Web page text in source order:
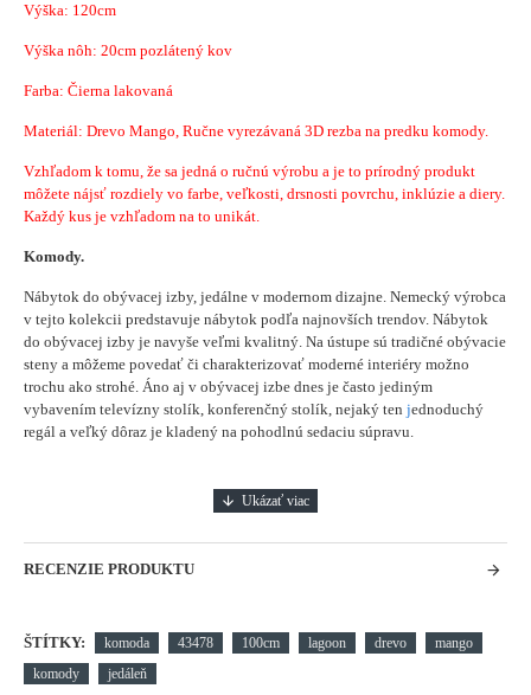
Výška: 120cm
Výška nôh: 20cm pozlátený kov
Farba: Čierna lakovaná
Materiál: Drevo Mango, Ručne vyrezávaná 3D rezba na predku komody.
Vzhľadom k tomu, že sa jedná o ručnú výrobu a je to prírodný produkt
môžete nájsť rozdiely vo farbe, veľkosti, drsnosti povrchu, inklúzie a diery.
Každý kus je vzhľadom na to unikát.
Komody.
Nábytok do obývacej izby, jedálne v modernom dizajne. Nemecký výrobca
v tejto kolekcii predstavuje nábytok podľa najnovších trendov. Nábytok
do obývacej izby je navyše veľmi kvalitný. Na ústupe sú tradičné obývacie
steny a môžeme povedať či charakterizovať moderné interiéry možno
trochu ako strohé. Áno aj v obývacej izbe dnes je často jediným
vybavením televízny stolík, konferenčný stolík, nejaký ten jednoduchý
regál a veľký dôraz je kladený na pohodlnú sedaciu súpravu.
RECENZIE PRODUKTU
ŠTÍTKY: komoda 43478 100cm lagoon drevo
mango
komody
jedáleň